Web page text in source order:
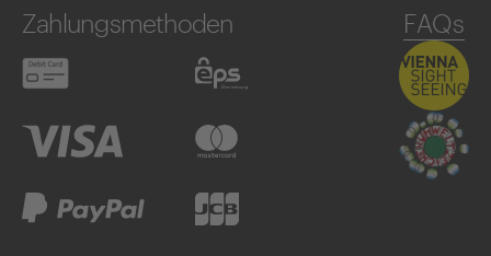
Zahlungsmethoden FAQs